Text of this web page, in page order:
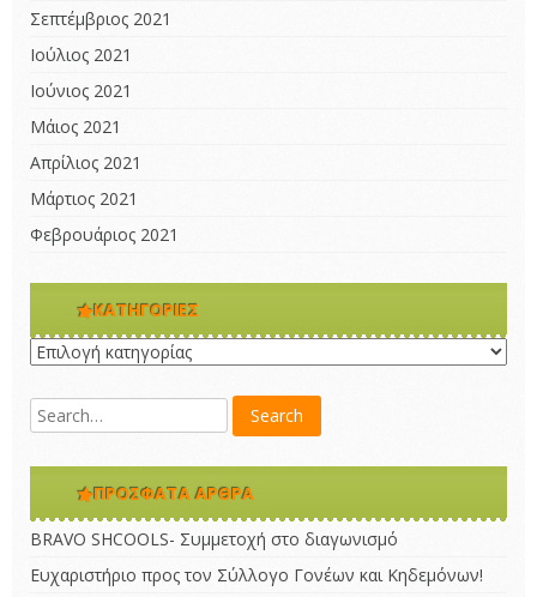
Σεπτέμβριος 2021
Ιούλιος 2021
Ιούνιος 2021
Μάιος 2021
Απρίλιος 2021
Μάρτιος 2021
Φεβρουάριος 2021
KΑΤΗΓΟΡΊΕΣ
Kατηγορίες
ΠΡΌΣΦΑΤΑ ΆΡΘΡΑ
BRAVO SHCOOLS- Συμμετοχή στο διαγωνισμό
Ευχαριστήριο προς τον Σύλλογο Γονέων και Κηδεμόνων!